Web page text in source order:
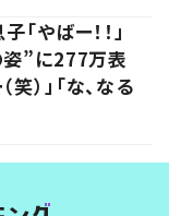
やばー！！」
”に277万表
）」「な、なる